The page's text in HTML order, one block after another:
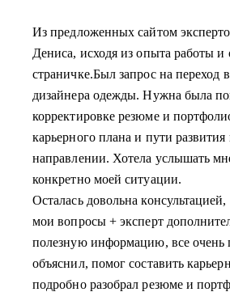
Из предложенных сайтом
Дениса, исходя из опыта работы и
страничке.Был запрос на переход
дизайнера одежды. Нужна была
корректировке резюме и
карьерного плана и пути
направлении. Хотела услышать
конкретно моей ситуации.
Осталась довольна
мои вопросы + эксперт
полезную информацию, все очень
объяснил, помог составить
подробно разобрал резюме и